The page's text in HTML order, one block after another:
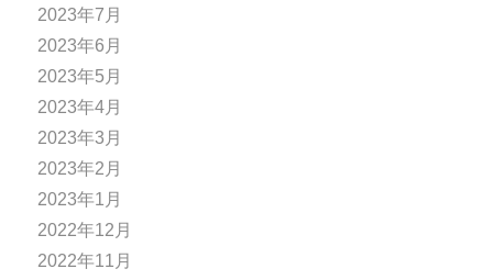
2023年7月
2023年6月
2023年5月
2023年4月
2023年3月
2023年2月
2023年1月
2022年12月
2022年11月